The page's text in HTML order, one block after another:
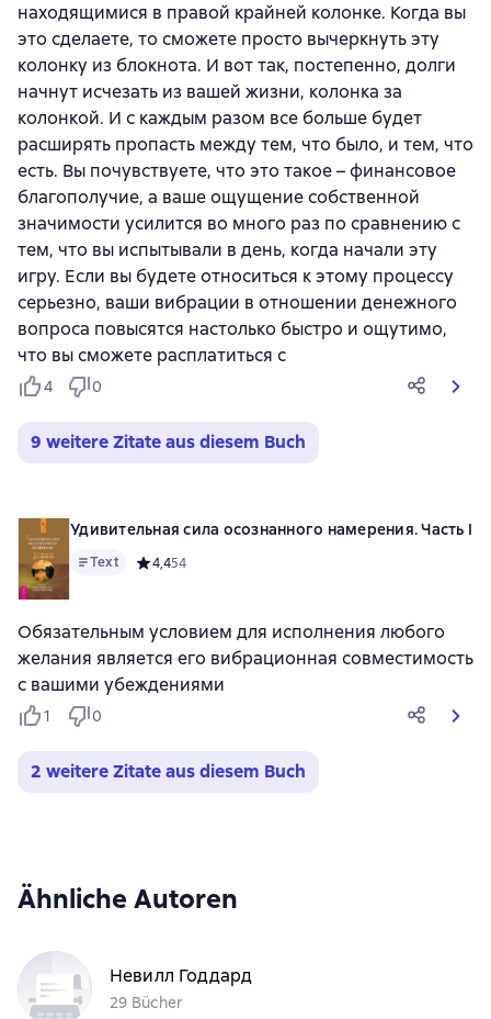
находящимися в правой крайней колонке. Когда вы
это сделаете, то сможете просто вычеркнуть эту
колонку из блокнота. И вот так, постепенно, долги
начнут исчезать из вашей жизни, колонка за
колонкой. И с каждым разом все больше будет
расширять пропасть между тем, что было, и тем, что
есть. Вы почувствуете, что это такое – финансовое
благополучие, а ваше ощущение собственной
значимости усилится во много раз по сравнению с
тем, что вы испытывали в день, когда начали эту
игру. Если вы будете относиться к этому процессу
серьезно, ваши вибрации в отношении денежного
вопроса повысятся настолько быстро и ощутимо,
что вы сможете расплатиться с
4 0
9 weitere Zitate aus diesem Buch
Удивительная сила осознанного намерения. Часть I
Text Средний рейтинг 4,4 на основе 54 оценок
4,454
Обязательным условием для исполнения любого
желания является его вибрационная совместимость
с вашими убеждениями
1 0
2 weitere Zitate aus diesem Buch
Ähnliche Autoren
Невилл Годдард
29 Bücher